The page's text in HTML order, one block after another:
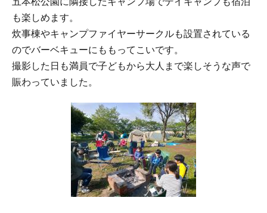
も楽しめます。
炊事棟やキャンプファイヤーサークルも設置されている
のでバーベキューにももってこいです。
撮影した日も満員で子どもから大人まで楽しそうな声で
賑わっていました。